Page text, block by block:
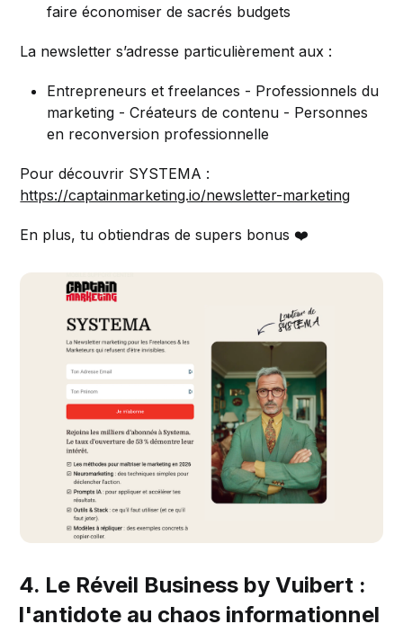
faire économiser de sacrés budgets
La newsletter s’adresse particulièrement aux :
Entrepreneurs et freelances - Professionnels du
marketing - Créateurs de contenu - Personnes
en reconversion professionnelle
Pour découvrir SYSTEMA :
https://captainmarketing.io/newsletter-marketing
En plus, tu obtiendras de supers bonus ❤️
4. Le Réveil Business by Vuibert :
l'antidote au chaos informationnel